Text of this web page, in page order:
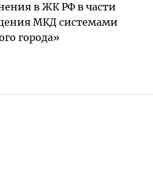
в ЖК РФ в части
МКД системами
города»